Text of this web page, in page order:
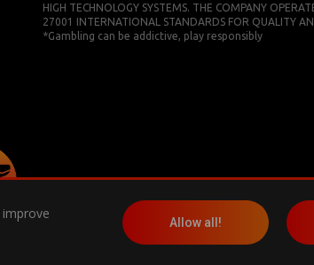
HIGH TECHNOLOGY SYSTEMS. THE COMPANY
27001 INTERNATIONAL STANDARDS FOR QUALITY
*Gambling can be addictive, play responsibly
Allow all!